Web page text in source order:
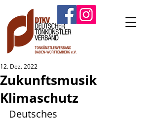
Zukunftsmusik
Klimaschutz
12. Dez. 2022
Deutsches